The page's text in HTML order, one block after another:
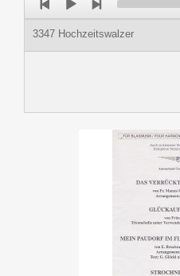
Player
3347 Hochzeitswalzer